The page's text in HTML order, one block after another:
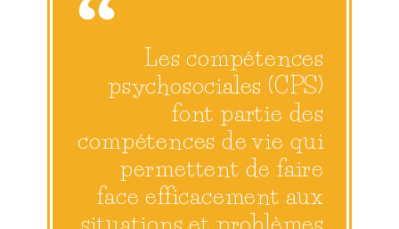
Les compétences
psychosociales (CPS)
font partie des
compétences de vie qui
permettent de faire
face efficacement aux
situations et problèmes